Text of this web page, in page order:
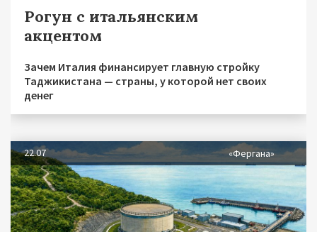
Рогун с итальянским
акцентом
Зачем Италия финансирует главную стройку
Таджикистана — страны, у которой нет своих
денег
22.07 «Фергана»